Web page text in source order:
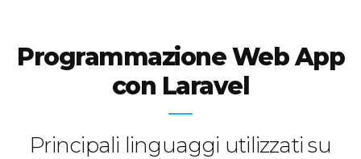
Programmazione Web App
con Laravel
Principali linguaggi utilizzati su